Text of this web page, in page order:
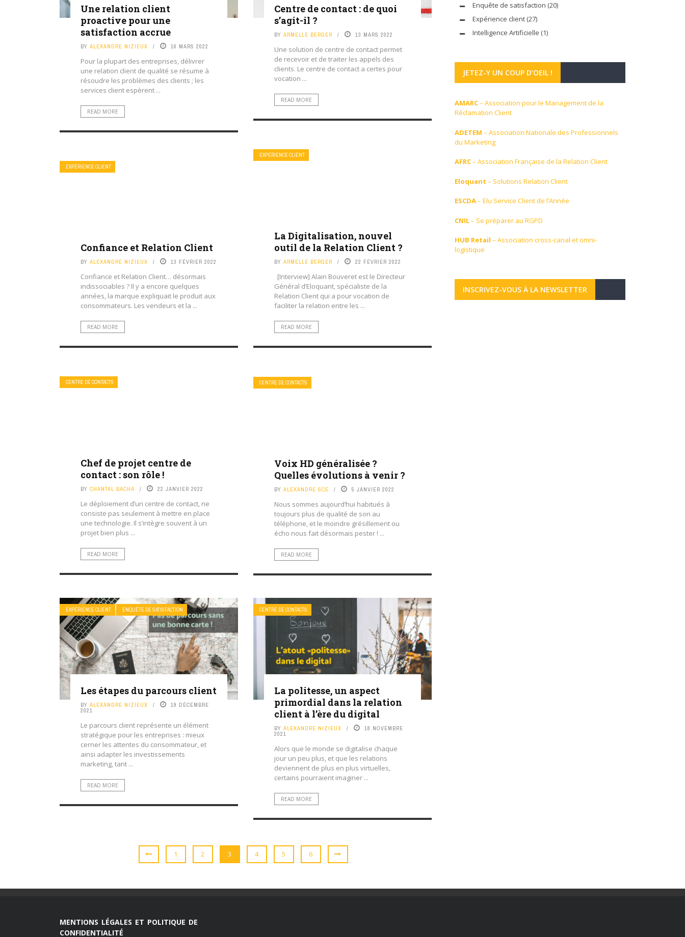
Une relation client
proactive pour une
satisfaction accrue
BY ALEXANDRE NIZIEUX 16 MARS 2022
Pour la plupart des entreprises, délivrer
une relation client de qualité se résume à
résoudre les problèmes des clients ; les
services client espèrent ...
READ MORE
Centre de contact : de quoi
s’agit-il ?
BY ARMELLE BERGER 13 MARS 2022
Une solution de centre de contact permet
de recevoir et de traiter les appels des
clients. Le centre de contact a certes pour
vocation ...
READ MORE
EXPÉRIENCE CLIENT
La Digitalisation, nouvel
outil de la Relation Client ?
BY ARMELLE BERGER 22 FÉVRIER 2022
[Interview] Alain Bouveret est le Directeur
Général d’Eloquant, spécialiste de la
Relation Client qui a pour vocation de
faciliter la relation entre les ...
READ MORE
EXPÉRIENCE CLIENT
Confiance et Relation Client
BY ALEXANDRE NIZIEUX 13 FÉVRIER 2022
Confiance et Relation Client… désormais
indissociables ? Il y a encore quelques
années, la marque expliquait le produit aux
consommateurs. Les vendeurs et la ...
READ MORE
CENTRE DE CONTACTS
Chef de projet centre de
contact : son rôle !
BY CHANTAL BACHA 22 JANVIER 2022
Le déploiement d’un centre de contact, ne
consiste pas seulement à mettre en place
une technologie. Il s’intègre souvent à un
projet bien plus ...
READ MORE
CENTRE DE CONTACTS
Voix HD généralisée ?
Quelles évolutions à venir ?
BY ALEXANDRE SCE 5 JANVIER 2022
Nous sommes aujourd’hui habitués à
toujours plus de qualité de son au
téléphone, et le moindre grésillement ou
écho nous fait désormais pester ! ...
READ MORE
EXPÉRIENCE CLIENT ENQUÊTE DE SATISFACTION
Les étapes du parcours client
BY ALEXANDRE NIZIEUX 19 DÉCEMBRE
2021
Le parcours client représente un élément
stratégique pour les entreprises : mieux
cerner les attentes du consommateur, et
ainsi adapter les investissements
marketing, tant ...
READ MORE
CENTRE DE CONTACTS
La politesse, un aspect
primordial dans la relation
client à l’ère du digital
BY ALEXANDRE NIZIEUX 18 NOVEMBRE
2021
Alors que le monde se digitalise chaque
jour un peu plus, et que les relations
deviennent de plus en plus virtuelles,
certains pourraient imaginer ...
READ MORE
1 2 3 4 5 6
Enquête de satisfaction (20)
Expérience client (27)
Intelligence Artificielle (1)
JETEZ-Y UN COUP D’OEIL !
AMARC– Association pour le Management de la
Réclamation Client
ADETEM – Association Nationale des Professionnels
du Marketing
AFRC– Association Française de la Relation Client
Eloquant – Solutions Relation Client
ESCDA– Elu Service Client de l’Année
CNIL– Se préparer au RGPD
HUB Retail – Association cross-canal et omni-
logistique
INSCRIVEZ-VOUS À LA NEWSLETTER
MENTIONS LÉGALES ET POLITIQUE DE
CONFIDENTIALITÉ